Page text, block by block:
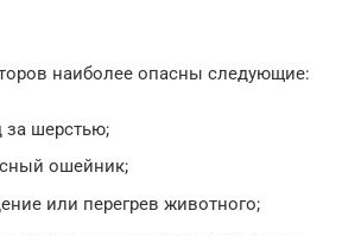
наиболее опасны следующие:
за шерстью;
ошейник;
или перегрев животного;